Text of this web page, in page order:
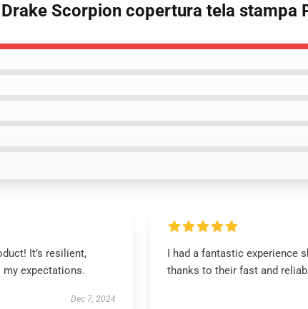
Scorpion copertura tela stampa
It’s resilient,
expectations.
Dec 7, 2024
I had a fantastic experience
thanks to their fast and